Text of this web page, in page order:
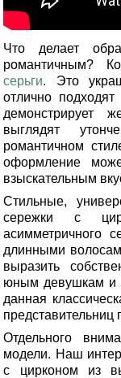
Что делает
романтичным?
серьги. Это
отлично
демонстрирует
выглядят
романтичном
оформление
взыскательным
Стильные,
сережки с
асимметричного
длинными
выразить
юным девушкам и
данная
представительниц
Отдельного
модели. Наш
с цирконом из